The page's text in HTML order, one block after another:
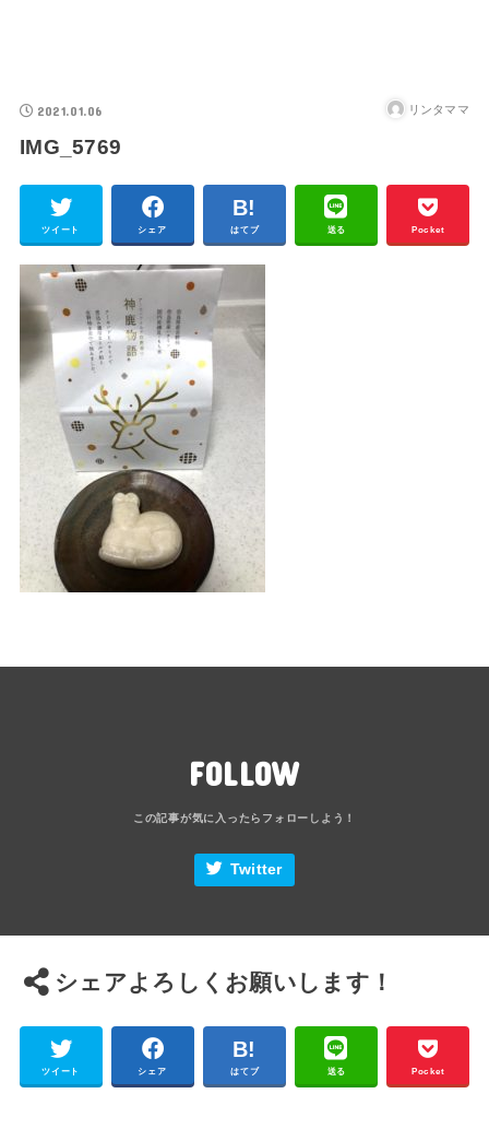
2021.01.06 リンタママ
IMG_5769
ツイート シェア はてブ 送る Pocket
FOLLOW
Twitter
シェアよろしくお願いします！
ツイート シェア はてブ 送る Pocket